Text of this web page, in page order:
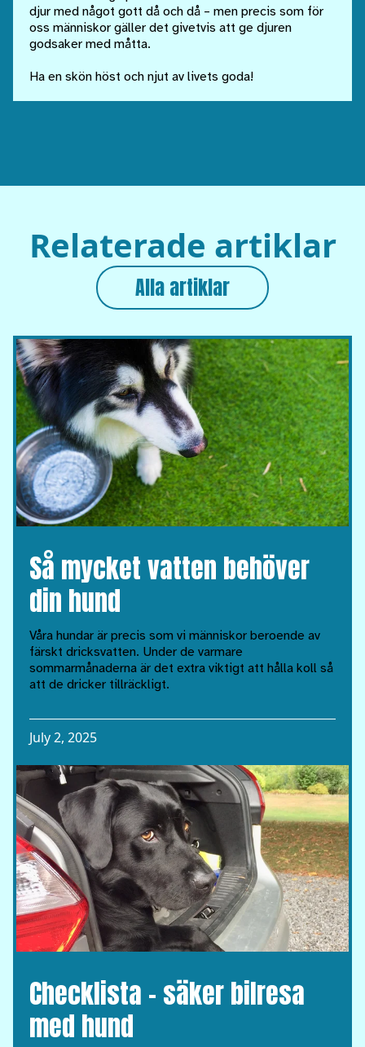
djur med något gott då och då – men precis som för
oss människor gäller det givetvis att ge djuren
godsaker med måtta.
Ha en skön höst och njut av livets goda!
Relaterade artiklar
Alla artiklar
Så mycket vatten behöver
din hund
Våra hundar är precis som vi människor beroende av
färskt dricksvatten. Under de varmare
sommarmånaderna är det extra viktigt att hålla koll så
att de dricker tillräckligt.
July 2, 2025
Checklista – säker bilresa
med hund